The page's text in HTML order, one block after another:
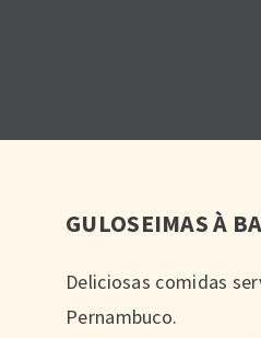
GULOSEIMAS À
Deliciosas comidas
Pernambuco.